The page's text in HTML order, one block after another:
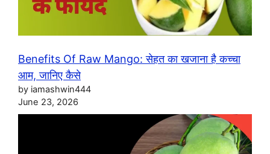
Benefits Of Raw Mango: सेहत का खजाना है कच्चा
आम, जानिए कैसे
by iamashwin444
June 23, 2026